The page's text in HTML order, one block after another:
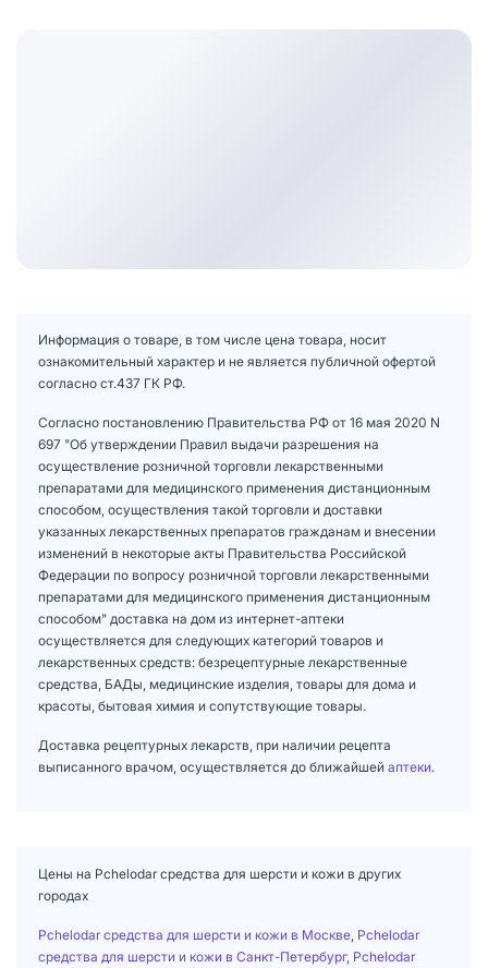
Информация о товаре, в том числе цена товара, носит
ознакомительный характер и не является публичной офертой
согласно ст.437 ГК РФ.
Согласно постановлению Правительства РФ от 16 мая 2020 N
697 "Об утверждении Правил выдачи разрешения на
осуществление розничной торговли лекарственными
препаратами для медицинского применения дистанционным
способом, осуществления такой торговли и доставки
указанных лекарственных препаратов гражданам и внесении
изменений в некоторые акты Правительства Российской
Федерации по вопросу розничной торговли лекарственными
препаратами для медицинского применения дистанционным
способом" доставка на дом из интернет-аптеки
осуществляется для следующих категорий товаров и
лекарственных средств: безрецептурные лекарственные
средства, БАДы, медицинские изделия, товары для дома и
красоты, бытовая химия и сопутствующие товары.
Доставка рецептурных лекарств, при наличии рецепта
выписанного врачом, осуществляется до ближайшей аптеки.
Цены на Pchelodar средства для шерсти и кожи в других
городах
Pchelodar средства для шерсти и кожи в Москве Pchelodar
средства для шерсти и кожи в Санкт-Петербург, Pchelodar